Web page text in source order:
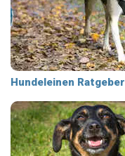
Hundeleinen Ratgeber